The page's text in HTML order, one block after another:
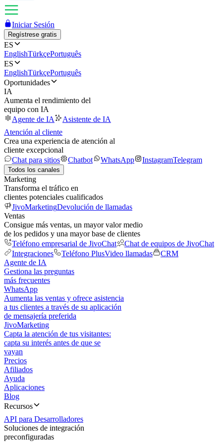
Iniciar Sesión
Regístrese gratis
ES
EnglishTürkçePortuguês
ES
EnglishTürkçePortuguês
Oportunidades
IA
Aumenta el rendimiento del
equipo con IA
Agente de IA
Asistente de IA
Atención al cliente
Crea una experiencia de atención al
cliente excepcional
Chat para sitios
Chatbot WhatsApp InstagramTelegram
Todos los canales
Marketing
Transforma el tráfico en
clientes potenciales cualificados
JivoMarketingDevolución de llamadas
Ventas
Consigue más ventas, un mayor valor medio
de los pedidos y una mayor base de clientes
Teléfono empresarial de JivoChat
Chat de equipos de JivoChat
Integraciones
Teléfono PlusVideo llamadas
CRM
Agente de IA
Gestiona las preguntas
más frecuentes
WhatsApp
Aumenta las ventas y ofrece asistencia
a tus clientes a través de su aplicación
de mensajería preferida
JivoMarketing
Capta la atención de tus visitantes:
capta su interés antes de que se
vayan
Precios
Afiliados
Ayuda
Aplicaciones
Blog
Recursos
API para Desarrolladores
Soluciones de integración
preconfiguradas